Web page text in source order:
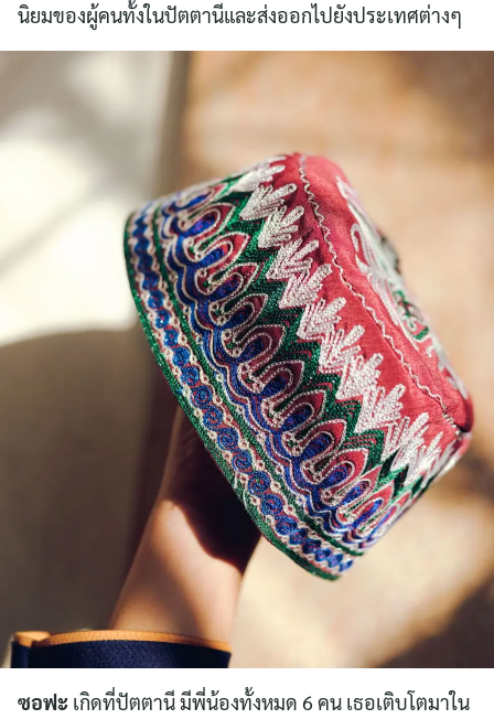
นิยมของผู้คนทั้งในปัตตานีและส่งออกไปยังประเทศต่างๆ
ซอฟะ เกิดที่ปัตตานี มีพี่น้องทั้งหมด 6 คน เธอเติบโตมาใน